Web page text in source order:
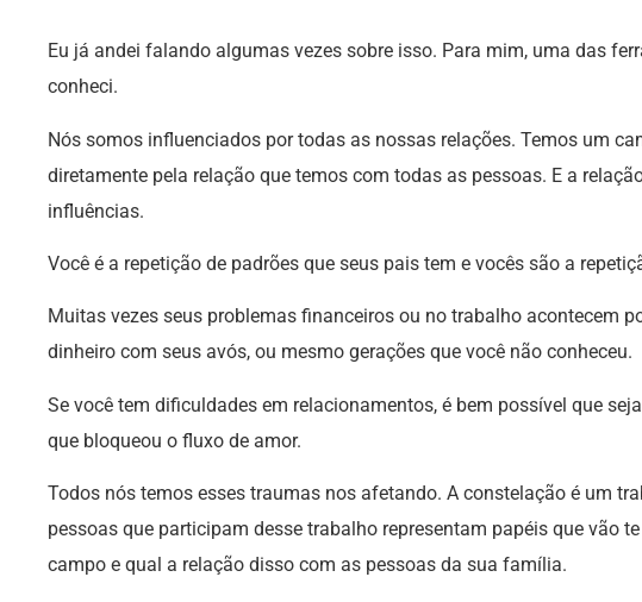
Eu já andei falando algumas vezes sobre isso. Para mim, uma das
conheci.
Nós somos influenciados por todas as nossas relações. Temos um
diretamente pela relação que temos com todas as pessoas. E a
influências.
Você é a repetição de padrões que seus pais tem e vocês são a
Muitas vezes seus problemas financeiros ou no trabalho acontecem
dinheiro com seus avós, ou mesmo gerações que você não conheceu.
Se você tem dificuldades em relacionamentos, é bem possível que
que bloqueou o fluxo de amor.
Todos nós temos esses traumas nos afetando. A constelação é um
pessoas que participam desse trabalho representam papéis que vão
campo e qual a relação disso com as pessoas da sua família.